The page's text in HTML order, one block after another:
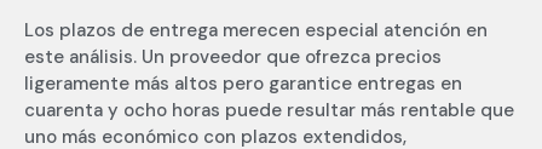
Los plazos de entrega merecen especial atención en
este análisis. Un proveedor que ofrezca precios
ligeramente más altos pero garantice entregas en
cuarenta y ocho horas puede resultar más rentable que
uno más económico con plazos extendidos,